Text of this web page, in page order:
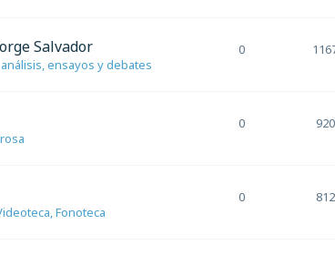
Salvador
ensayos y debates
0
0
Fonoteca
0